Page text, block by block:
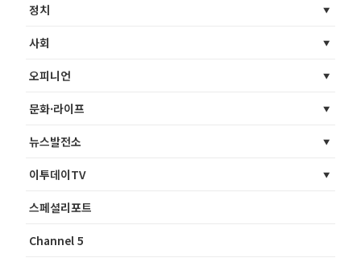
정치
사회
오피니언
문화·라이프
뉴스발전소
이투데이TV
스페셜리포트
Channel 5